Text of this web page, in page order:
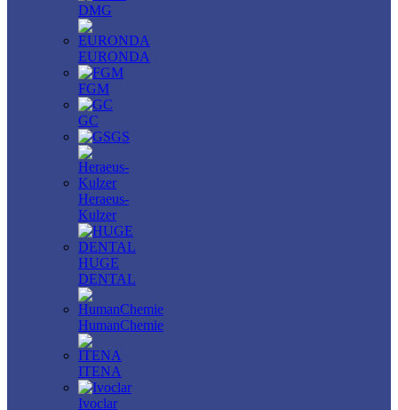
DMG
EURONDA
FGM
GC
GS
Heraeus-
Kulzer
HUGE
DENTAL
HumanChemie
ITENA
Ivoclar